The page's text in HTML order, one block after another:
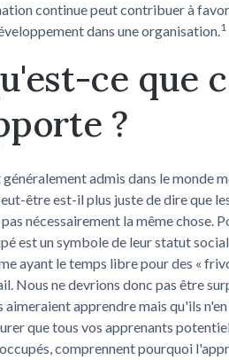
continue peut contribuer à
dans une organisation.1
ce que
?
généralement admis dans le monde
être est-il plus juste de dire que
nécessairement la même chose.
est un symbole de leur statut
ayant le temps libre pour des «
Nous ne devrions donc pas être
aimeraient apprendre mais qu'ils
que tous vos apprenants
comprennent pourquoi